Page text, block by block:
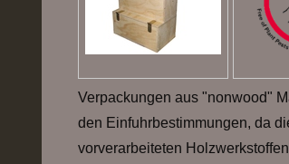
Verpackungen aus "nonwood"
den Einfuhrbestimmungen, da
vorverarbeiteten